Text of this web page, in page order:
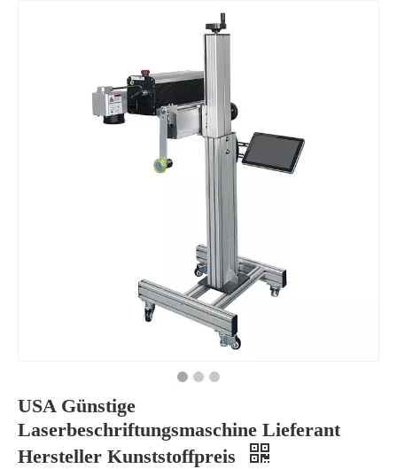
USA Günstige
Laserbeschriftungsmaschine Lieferant
Hersteller Kunststoffpreis